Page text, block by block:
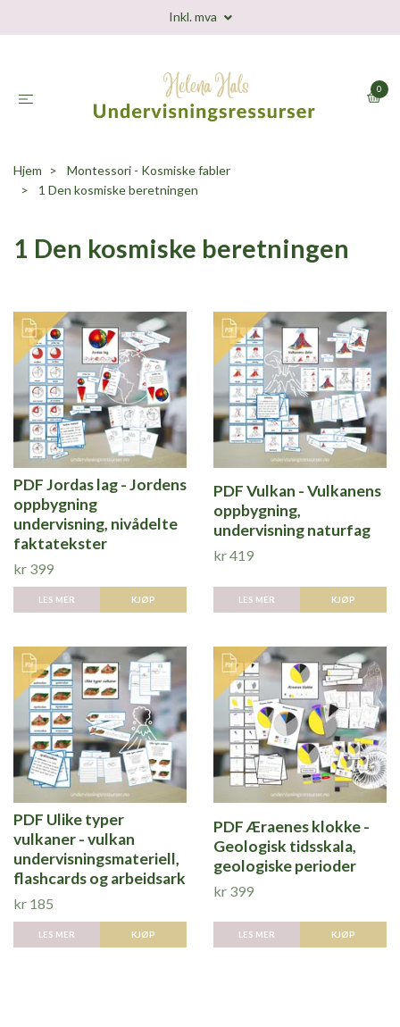
Inkl. mva
0
Hjem
Montessori - Kosmiske fabler
1 Den kosmiske beretningen
1 Den kosmiske beretningen
PDF Jordas lag - Jordens
oppbygning
undervisning, nivådelte
faktatekster
kr 399
LES MER KJØP
PDF Vulkan - Vulkanens
oppbygning,
undervisning naturfag
kr 419
LES MER KJØP
PDF Ulike typer
vulkaner - vulkan
undervisningsmateriell,
flashcards og arbeidsark
kr 185
LES MER KJØP
PDF Æraenes klokke -
Geologisk tidsskala,
geologiske perioder
kr 399
LES MER KJØP